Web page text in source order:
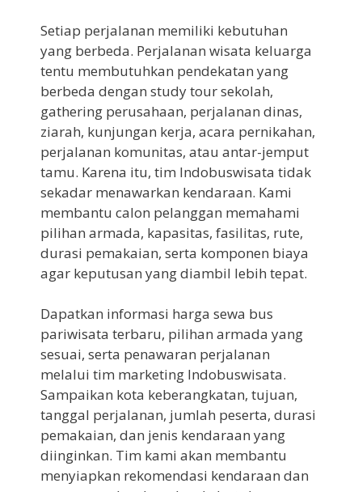
Setiap perjalanan memiliki kebutuhan
yang berbeda. Perjalanan wisata keluarga
tentu membutuhkan pendekatan yang
berbeda dengan study tour sekolah,
gathering perusahaan, perjalanan dinas,
ziarah, kunjungan kerja, acara pernikahan,
perjalanan komunitas, atau antar-jemput
tamu. Karena itu, tim Indobuswisata tidak
sekadar menawarkan kendaraan. Kami
membantu calon pelanggan memahami
pilihan armada, kapasitas, fasilitas, rute,
durasi pemakaian, serta komponen biaya
agar keputusan yang diambil lebih tepat.
Dapatkan informasi harga sewa bus
pariwisata terbaru, pilihan armada yang
sesuai, serta penawaran perjalanan
melalui tim marketing Indobuswisata.
Sampaikan kota keberangkatan, tujuan,
tanggal perjalanan, jumlah peserta, durasi
pemakaian, dan jenis kendaraan yang
diinginkan. Tim kami akan membantu
menyiapkan rekomendasi kendaraan dan